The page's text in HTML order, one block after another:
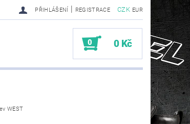
CZK EUR
PŘIHLÁŠENÍ | REGISTRACE
0 0 Kč
HANDMADE BIKER BOOTS
WEST